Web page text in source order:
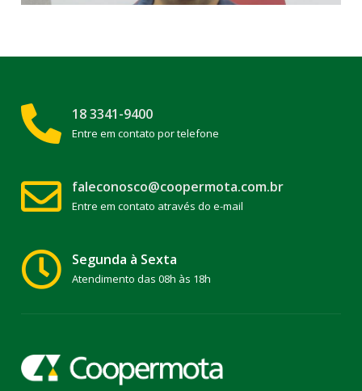
18 3341-9400
Entre em contato por telefone
faleconosco@coopermota.com.br
Entre em contato através do e-mail
Segunda à Sexta
Atendimento das 08h às 18h